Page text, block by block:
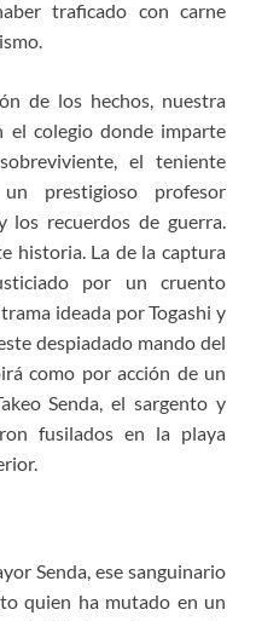
traficado con carne
de los hechos, nuestra
el colegio donde imparte
el teniente
prestigioso profesor
los recuerdos de guerra.
historia. La de la captura
por un cruento
ideada por Togashi y
despiadado mando del
como por acción de un
Senda, el sargento y
fusilados en la playa
Senda, ese sanguinario
quien ha mutado en un